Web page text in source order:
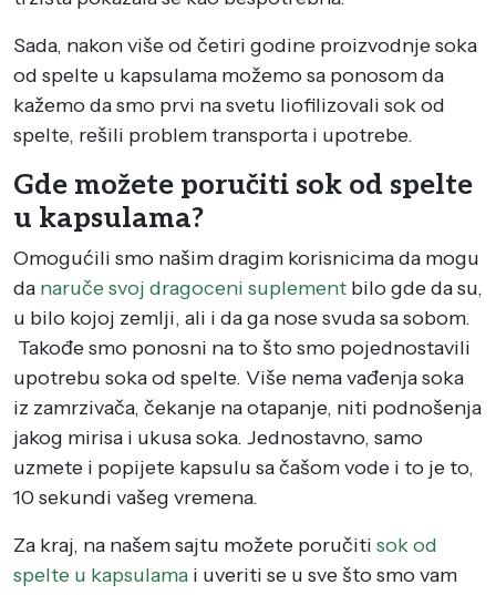
Sada, nakon više od četiri godine proizvodnje soka
od spelte u kapsulama možemo sa ponosom da
kažemo da smo prvi na svetu liofilizovali sok od
spelte, rešili problem transporta i upotrebe.
Gde možete poručiti sok od spelte
u kapsulama?
Omogućili smo našim dragim korisnicima da mogu
da naruče svoj dragoceni suplement bilo gde da su,
u bilo kojoj zemlji, ali i da ga nose svuda sa sobom.
Takođe smo ponosni na to što smo pojednostavili
upotrebu soka od spelte. Više nema vađenja soka
iz zamrzivača, čekanje na otapanje, niti podnošenja
jakog mirisa i ukusa soka. Jednostavno, samo
uzmete i popijete kapsulu sa čašom vode i to je to,
10 sekundi vašeg vremena.
Za kraj, na našem sajtu možete poručiti sok od
spelte u kapsulama i uveriti se u sve što smo vam